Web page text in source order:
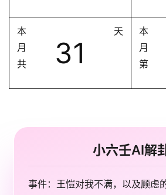
本
月
共
31
天
本
月
第
小六壬AI解
事件：王愷对我不满，以及顾虑